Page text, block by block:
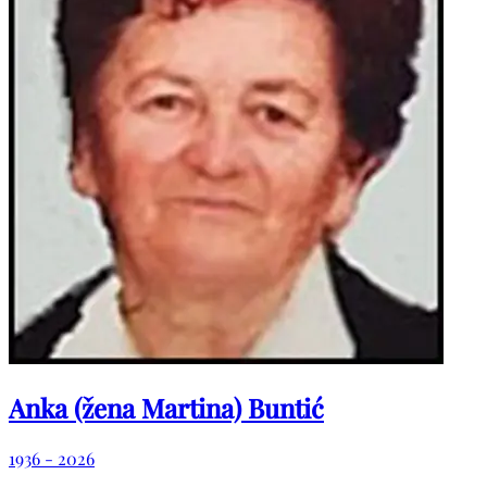
Anka (žena Martina) Buntić
1936 - 2026